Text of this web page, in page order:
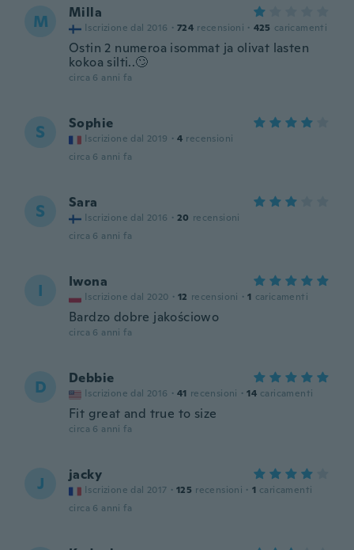
M Milla
Iscrizione dal 2016 · 724 recensioni · 425 caricamenti
Ostin 2 numeroa isommat ja olivat lasten
kokoa silti..🙄
circa 6 anni fa
S Sophie
Iscrizione dal 2019 · 4 recensioni
circa 6 anni fa
S Sara
Iscrizione dal 2016 · 20 recensioni
circa 6 anni fa
I Iwona
Iscrizione dal 2020 · 12 recensioni · 1 caricamenti
Bardzo dobre jakościowo
circa 6 anni fa
D Debbie
Iscrizione dal 2016 · 41 recensioni · 14 caricamenti
Fit great and true to size
circa 6 anni fa
J jacky
Iscrizione dal 2017 · 125 recensioni · 1 caricamenti
circa 6 anni fa